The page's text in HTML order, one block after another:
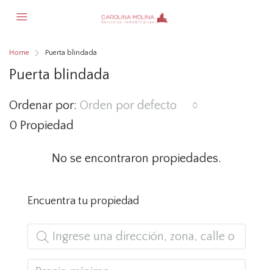
Home Puerta blindada
Puerta blindada
0 Propiedad
Ordenar por: Orden por defecto
No se encontraron propiedades.
Encuentra tu propiedad